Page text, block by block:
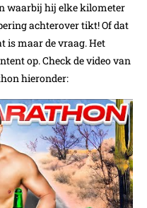
waarbij hij elke kilometer
achterover tikt! Of dat
is maar de vraag. Het
op. Check de video van
hieronder: